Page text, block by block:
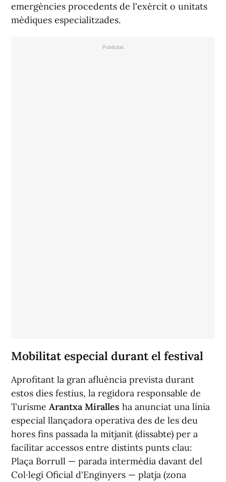
emergències procedents de l'exèrcit o unitats
mèdiques especialitzades.
Mobilitat especial durant el festival
Aprofitant la gran afluència prevista durant
estos dies festius, la regidora responsable de
Turisme Arantxa Miralles ha anunciat una línia
especial llançadora operativa des de les deu
hores fins passada la mitjanit (dissabte) per a
facilitar accessos entre distints punts clau:
Plaça Borrull — parada intermèdia davant del
Col·legi Oficial d'Enginyers — platja (zona